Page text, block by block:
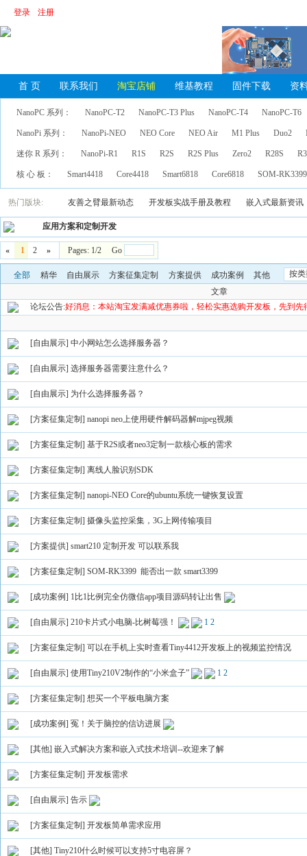
登录 注册
首 页 联系我们 淘宝店铺 维基教程 固件下载 资
NanoPC 系列： NanoPC-T2 NanoPC-T3 Plus NanoPC-T4 NanoPC-T6
NanoPi 系列： NanoPi-NEO NEO Core NEO Air M1 Plus Duo2
迷你 R 系列： NanoPi-R1 R1S R2S R2S Plus Zero2 R28S
核 心 板： Smart4418 Core4418 Smart6818 Core6818 SOM-
热门版块: 友善之臂最新动态 开发板实战手册及教程 嵌入式最新资讯
应用方案和定制开发
« 1 2 » Pages: 1/2 Go
全部 精华 自由展示 方案征集定制 方案提供 成功案例 其他
按
文章
论坛公告:好消息：本站淘宝发满减优惠券啦，轻松实惠选购开发板，先到
[自由展示] 中小网站怎么选择服务器？
[自由展示] 选择服务器需要注意什么？
[自由展示] 为什么选择服务器？
[方案征集定制] nanopi neo上使用硬件解码器解mjpeg视频
[方案征集定制] 基于R2S或者neo3定制一款核心板的需求
[方案征集定制] 离线人脸识别SDK
[方案征集定制] nanopi-NEO Core的ubuntu系统一键恢复设置
[方案征集定制] 摄像头监控采集，3G上网传输项目
[方案提供] smart210 定制开发 可以联系我
[方案征集定制] SOM-RK3399 能否出一款 smart3399
[成功案例] 1比1比例完全仿微信app项目源码转让出售
[自由展示] 210卡片式小电脑-比树莓强！ 1 2
[方案征集定制] 可以在手机上实时查看Tiny4412开发板上的视频监控情况
[自由展示] 使用Tiny210V2制作的“小米盒子” 1 2
[方案征集定制] 想买一个平板电脑方案
[成功案例] 冤！关于脑控的信访进展
[其他] 嵌入式解决方案和嵌入式技术培训--欢迎来了解
[方案征集定制] 开发板需求
[自由展示] 告示
[方案征集定制] 开发板简单需求应用
[其他] Tiny210什么时候可以支持5寸电容屏？